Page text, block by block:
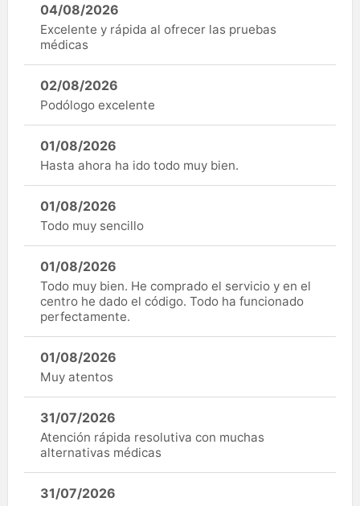
04/08/2026
Excelente y rápida al ofrecer las pruebas
médicas
02/08/2026
Podólogo excelente
01/08/2026
Hasta ahora ha ido todo muy bien.
01/08/2026
Todo muy sencillo
01/08/2026
Todo muy bien. He comprado el servicio y en el
centro he dado el código. Todo ha funcionado
perfectamente.
01/08/2026
Muy atentos
31/07/2026
Atención rápida resolutiva con muchas
alternativas médicas
31/07/2026